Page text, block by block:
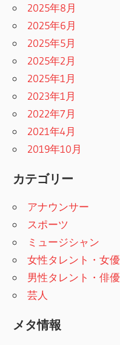
2025年8月
2025年6月
2025年5月
2025年2月
2025年1月
2023年1月
2022年7月
2021年4月
2019年10月
カテゴリー
アナウンサー
スポーツ
ミュージシャン
女性タレント・女優
男性タレント・俳優
芸人
メタ情報